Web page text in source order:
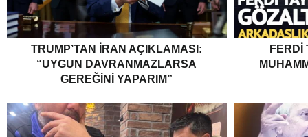
TRUMP’TAN İRAN AÇIKLAMASI:
“UYGUN DAVRANMAZLARSA
GEREĞINI YAPARIM”
FERDI